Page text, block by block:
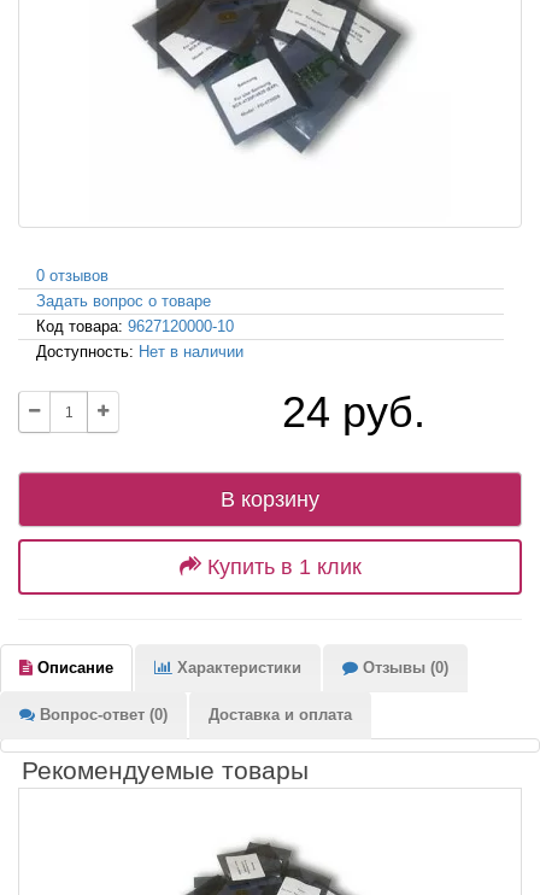
0 отзывов
Задать вопрос о товаре
Код товара: 9627120000-10
Доступность: Нет в наличии
24 руб.
В корзину
Купить в 1 клик
Описание Характеристики Отзывы (0)
Вопрос-ответ (0) Доставка и оплата
Рекомендуемые товары